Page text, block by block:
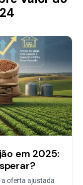
em 2025:
a oferta ajustada